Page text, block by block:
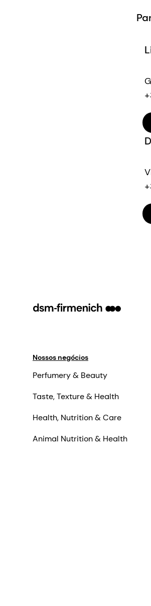
Nossos negócios
Perfumery & Beauty
Taste, Texture & Health
Health, Nutrition & Care
Animal Nutrition & Health